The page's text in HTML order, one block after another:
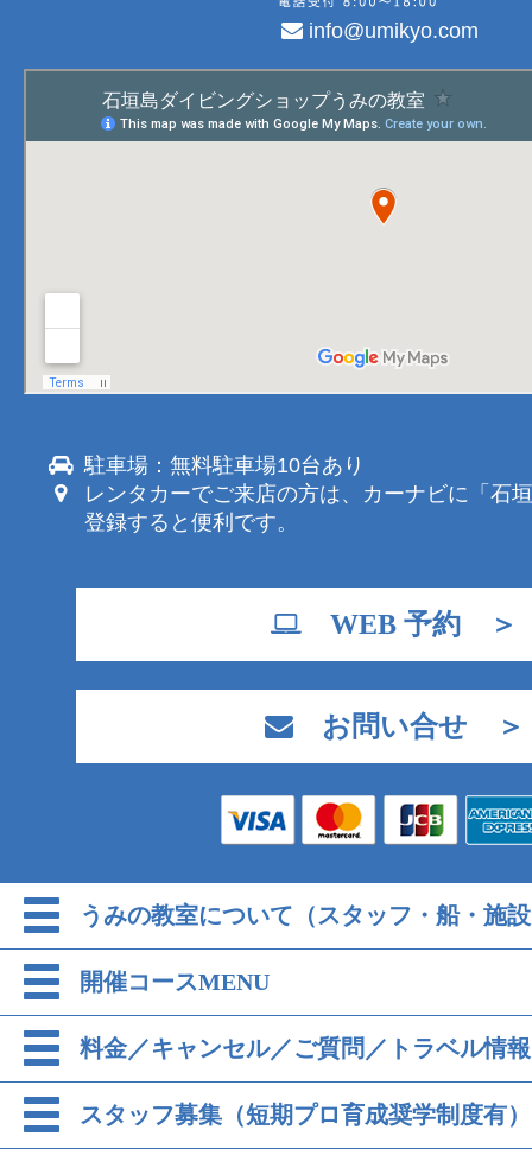
info@umikyo.com
駐車場：無料駐車場10台あり
レンタカーでご来店の方は、カーナビに「石
登録すると便利です。
WEB 予約 ＞
お問い合せ ＞
うみの教室について（スタッフ・船・施
開催コースMENU
料金／キャンセル／ご質問／トラベル情報
スタッフ募集（短期プロ育成奨学制度有）